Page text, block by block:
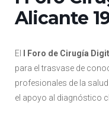
Alicante
El I Foro de Cirugía
para el trasvase de
profesionales de la
el apoyo al diagnóstico